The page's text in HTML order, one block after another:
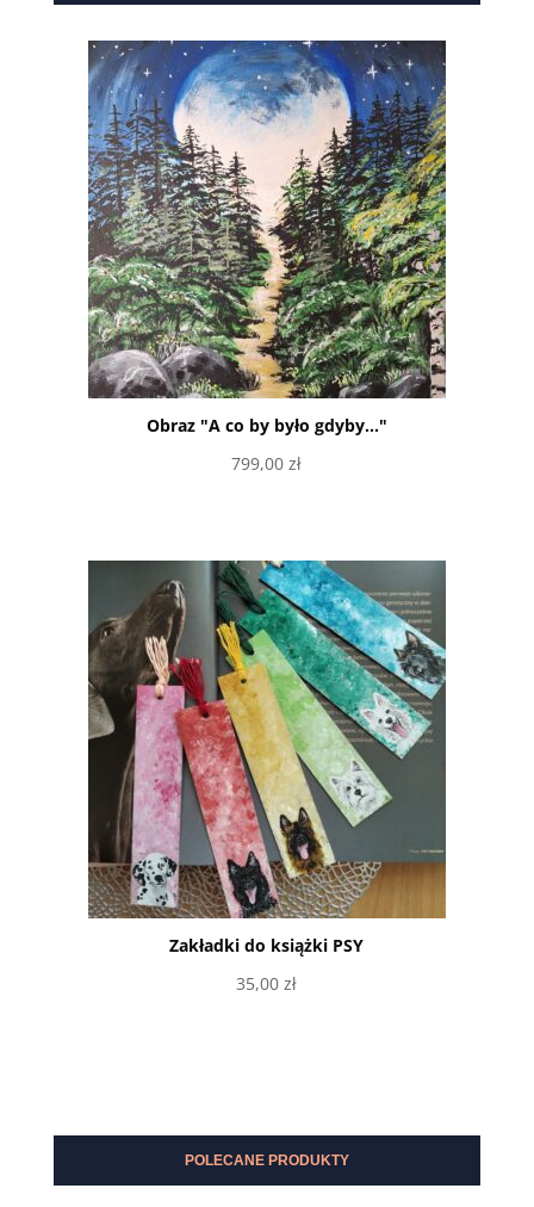
Obraz "A co by było gdyby..."
799,00zł
Zakładki do książki PSY
35,00zł
POLECANE PRODUKTY